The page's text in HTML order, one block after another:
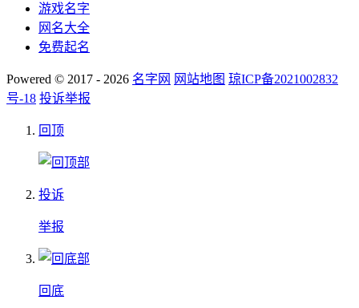
游戏名字
网名大全
免费起名
Powered © 2017 - 2026 名字网 网站地图 琼ICP备2021002832
号-18 投诉举报
回顶
投诉
举报
回底